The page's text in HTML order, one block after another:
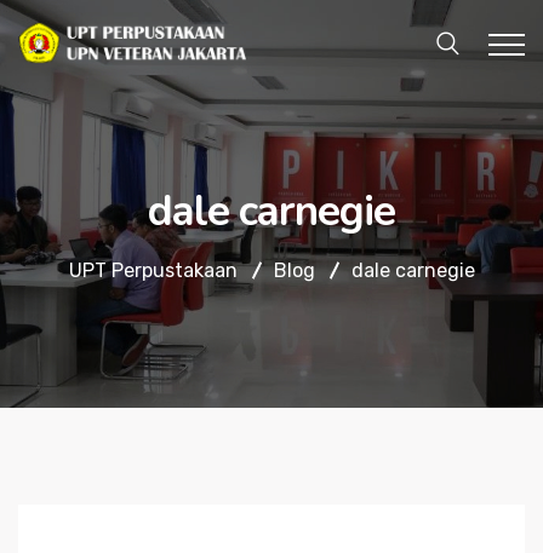
dale carnegie
UPT Perpustakaan Blog dale carnegie